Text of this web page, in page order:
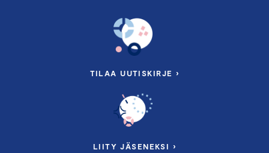
TILAA UUTISKIRJE ›
LIITY JÄSENEKSI ›